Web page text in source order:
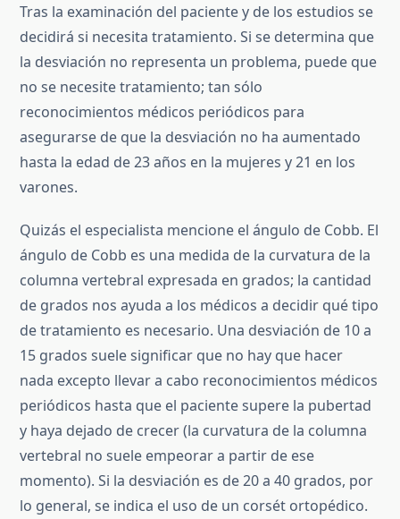
Tras la examinación del paciente y de los estudios se
decidirá si necesita tratamiento. Si se determina que
la desviación no representa un problema, puede que
no se necesite tratamiento; tan sólo
reconocimientos médicos periódicos para
asegurarse de que la desviación no ha aumentado
hasta la edad de 23 años en la mujeres y 21 en los
varones.
Quizás el especialista mencione el ángulo de Cobb. El
ángulo de Cobb es una medida de la curvatura de la
columna vertebral expresada en grados; la cantidad
de grados nos ayuda a los médicos a decidir qué tipo
de tratamiento es necesario. Una desviación de 10 a
15 grados suele significar que no hay que hacer
nada excepto llevar a cabo reconocimientos médicos
periódicos hasta que el paciente supere la pubertad
y haya dejado de crecer (la curvatura de la columna
vertebral no suele empeorar a partir de ese
momento). Si la desviación es de 20 a 40 grados, por
lo general, se indica el uso de un corsét ortopédico.